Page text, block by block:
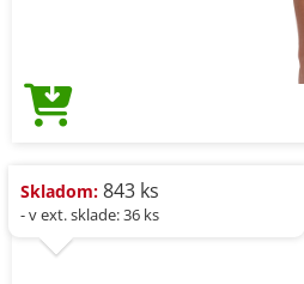
Skladom: 843 ks
- v ext. sklade: 36 ks